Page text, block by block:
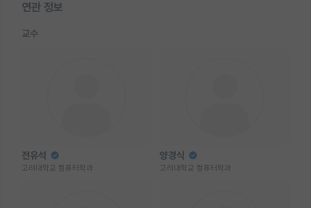
연관 정보
교수
전유석
고려대학교 컴퓨터학과
양경식
고려대학교 컴퓨터학과